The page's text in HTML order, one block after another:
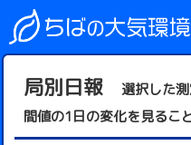
局別日報
選択した
間値の1日の変化を見るこ